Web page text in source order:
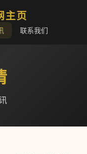
主页
联系我们